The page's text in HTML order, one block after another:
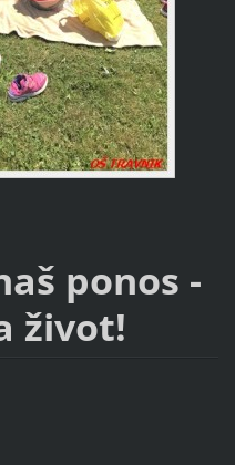
ponos -
život!